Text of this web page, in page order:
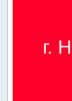
г.